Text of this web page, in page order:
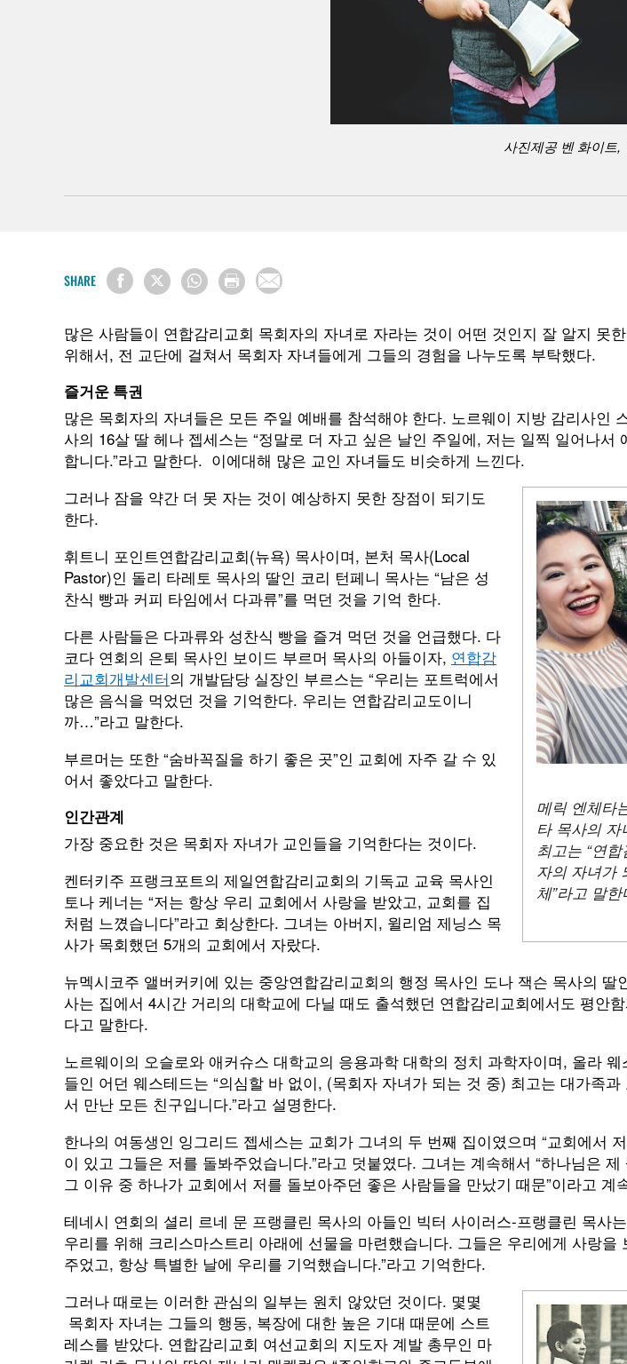
사진제공 벤 화이트,
SHARE
많은 사람들이 연합감리교회 목회자의 자녀로 자라는 것이 어떤 것인지 잘 알지 못
위해서, 전 교단에 걸쳐서 목회자 자녀들에게 그들의 경험을 나누도록 부탁했다.
즐거운 특권
많은 목회자의 자녀들은 모든 주일 예배를 참석해야 한다. 노르웨이 지방 감리사인
사의 16살 딸 헤나 젭세스는 “정말로 더 자고 싶은 날인 주일에, 저는 일찍 일어나서
합니다.”라고 말한다. 이에대해 많은 교인 자녀들도 비슷하게 느낀다.
메릭 엔체타
타 목사의
최고는 “연
자의 자녀가
체”라고 말한
그러나 잠을 약간 더 못 자는 것이 예상하지 못한 장점이 되기도
한다.
휘트니 포인트연합감리교회(뉴욕) 목사이며, 본처 목사(Local
Pastor)인 돌리 타레토 목사의 딸인 코리 턴페니 목사는 “남은 성
찬식 빵과 커피 타임에서 다과류”를 먹던 것을 기억 한다.
다른 사람들은 다과류와 성찬식 빵을 즐겨 먹던 것을 언급했다. 다
코다 연회의 은퇴 목사인 보이드 부르머 목사의 아들이자, 연합감
리교회개발센터의 개발담당 실장인 부르스는 “우리는 포트럭에서
많은 음식을 먹었던 것을 기억한다. 우리는 연합감리교도이니
까…”라고 말한다.
부르머는 또한 “숨바꼭질을 하기 좋은 곳”인 교회에 자주 갈 수 있
어서 좋았다고 말한다.
인간관계
가장 중요한 것은 목회자 자녀가 교인들을 기억한다는 것이다.
켄터키주 프랭크포트의 제일연합감리교회의 기독교 교육 목사인
토나 케너는 “저는 항상 우리 교회에서 사랑을 받았고, 교회를 집
처럼 느꼈습니다”라고 회상한다. 그녀는 아버지, 윌리엄 제닝스 목
사가 목회했던 5개의 교회에서 자랐다.
뉴멕시코주 앨버커키에 있는 중앙연합감리교회의 행정 목사인 도나 잭슨 목사의 딸
사는 집에서 4시간 거리의 대학교에 다닐 때도 출석했던 연합감리교회에서도 평안
다고 말한다.
노르웨이의 오슬로와 애커슈스 대학교의 응용과학 대학의 정치 과학자이며, 올라
들인 어던 웨스테드는 “의심할 바 없이, (목회자 자녀가 되는 것 중) 최고는 대가족과
서 만난 모든 친구입니다.”라고 설명한다.
한나의 여동생인 잉그리드 젭세스는 교회가 그녀의 두 번째 집이였으며 “교회에서
이 있고 그들은 저를 돌봐주었습니다.”라고 덧붙였다. 그녀는 계속해서 “하나님은
그 이유 중 하나가 교회에서 저를 돌보아주던 좋은 사람들을 만났기 때문”이라고 계
테네시 연회의 셜리 르네 문 프랭클린 목사의 아들인 빅터 사이러스-프랭클린 목사
우리를 위해 크리스마스트리 아래에 선물을 마련했습니다. 그들은 우리에게 사랑을
주었고, 항상 특별한 날에 우리를 기억했습니다.”라고 기억한다.
그러나 때로는 이러한 관심의 일부는 원치 않았던 것이다. 몇몇
목회자 자녀는 그들의 행동, 복장에 대한 높은 기대 때문에 스트
레스를 받았다. 연합감리교회 여선교회의 지도자 계발 총무인 마